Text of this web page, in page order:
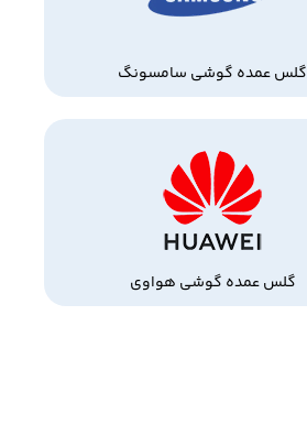
گلس عمده گوشی سامسونگ
گلس عمده گوشی هواوی